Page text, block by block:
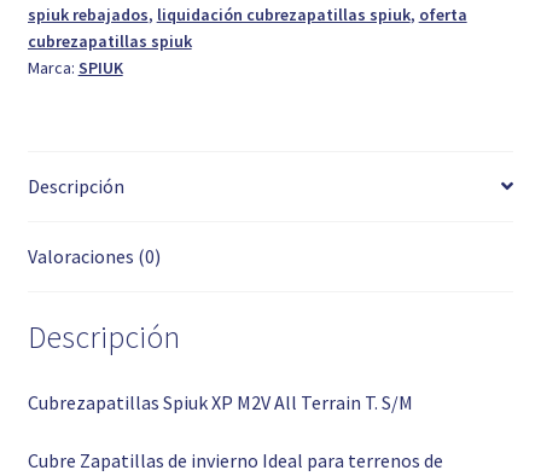
spiuk rebajados, liquidación cubrezapatillas spiuk, oferta
cubrezapatillas spiuk
Marca: SPIUK
Descripción
Valoraciones (0)
Descripción
Cubrezapatillas Spiuk XP M2V All Terrain T. S/M
Cubre Zapatillas de invierno Ideal para terrenos de